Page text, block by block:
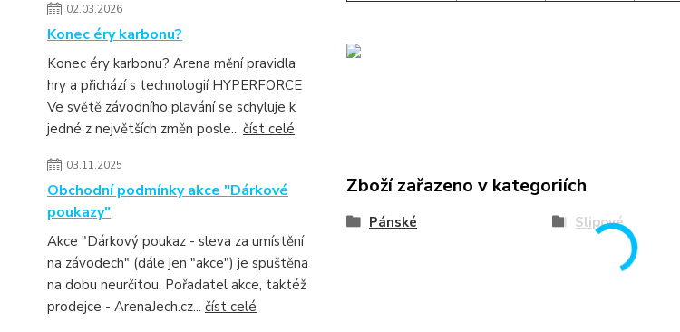
02.03.2026
Konec éry karbonu?
Konec éry karbonu? Arena mění pravidla
hry a přichází s technologií HYPERFORCE
Ve světě závodního plavání se schyluje k
jedné z největších změn posle... číst celé
03.11.2025
Obchodní podmínky akce "Dárkové
poukazy"
Akce "Dárkový poukaz - sleva za umístění
na závodech" (dále jen "akce") je spuštěna
na dobu neurčitou. Pořadatel akce, taktéž
prodejce - ArenaJech.cz... číst celé
Zboží zařazeno v kategoriích
Pánské Slipové